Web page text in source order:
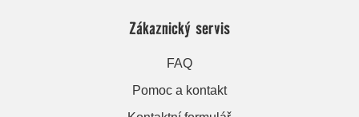
Zákaznický servis
FAQ
Pomoc a kontakt